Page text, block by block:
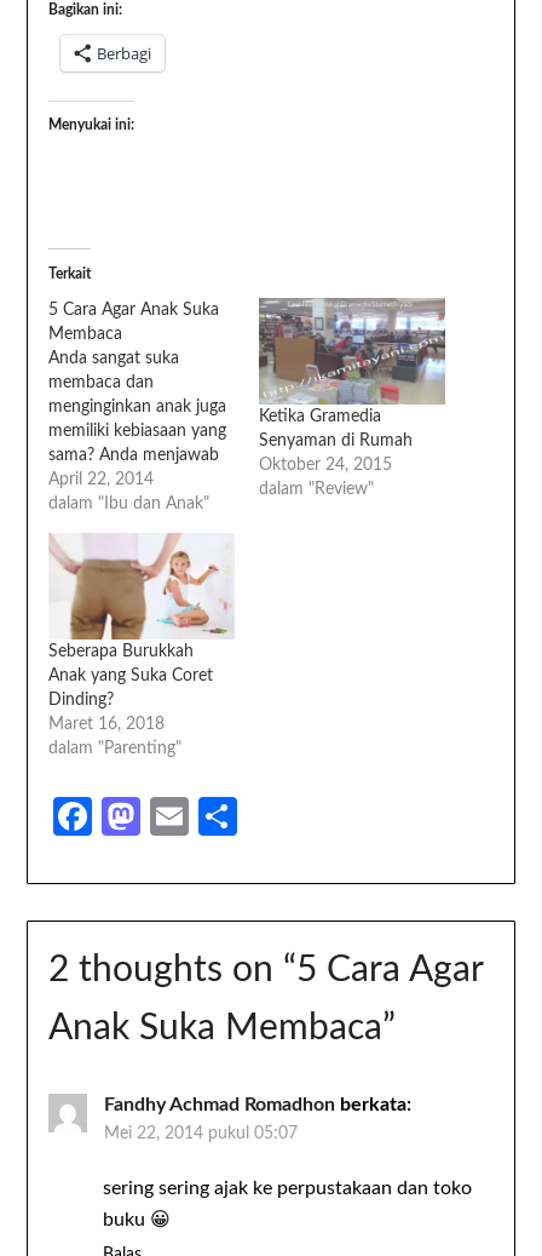
Bagikan ini:
Berbagi
Menyukai ini:
Terkait
5 Cara Agar Anak Suka
Membaca
Anda sangat suka
membaca dan
menginginkan anak juga
memiliki kebiasaan yang
sama? Anda menjawab
ya? Berikut ini ada
beberapa cara manjur
membaca.1. Sering
mengajak anak pergi ke
toko buku2. Anda harus
membiasakan membeli
buku untuk anak. Tak
harus merogoh kocek
dalam. Ada buku anak
yang tergolong tidak…
April 22, 2014
dalam "Ibu dan Anak"
Ketika Gramedia
Senyaman di Rumah
Oktober 24, 2015
dalam "Review"
Seberapa Burukkah
Anak yang Suka Coret
Dinding?
Maret 16, 2018
dalam "Parenting"
Facebook
Mastodon
Email
2 thoughts on “5 Cara Agar
Anak Suka Membaca”
Fandhy Achmad Romadhon berkata:
Mei 22, 2014 pukul 05:07
sering sering ajak ke perpustakaan dan toko
buku 😀